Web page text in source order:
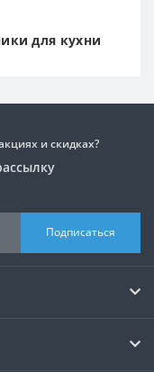
для кухни
и скидках?
Подписаться